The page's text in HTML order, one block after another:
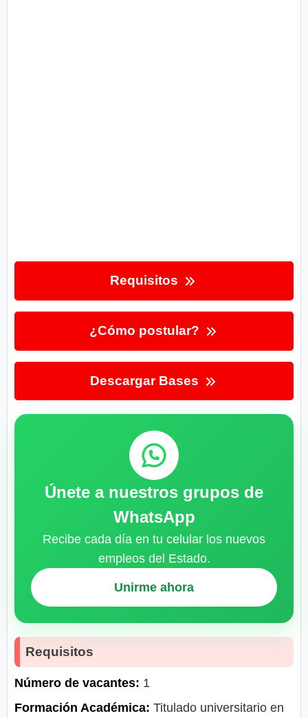
Requisitos
¿Cómo postular?
Descargar Bases
Únete a nuestros grupos de
WhatsApp
Recibe cada día en tu celular los nuevos
empleos del Estado.
Unirme ahora
Requisitos
Número de vacantes: 1
Formación Académica: Titulado universitario en